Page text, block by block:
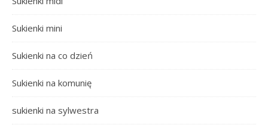
Sukienki mini
Sukienki na co dzień
Sukienki na komunię
sukienki na sylwestra